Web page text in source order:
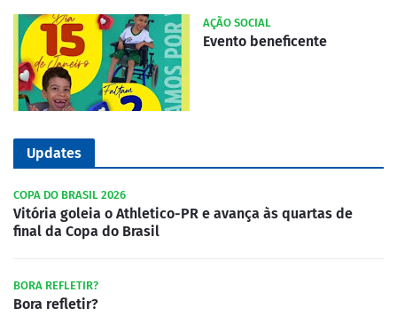
AÇÃO SOCIAL
Evento beneficente
Updates
COPA DO BRASIL 2026
Vitória goleia o Athletico-PR e avança às quartas de
final da Copa do Brasil
BORA REFLETIR?
Bora refletir?